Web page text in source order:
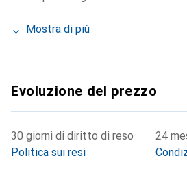
Mostra di più
Evoluzione del prezzo
30 giorni di diritto di reso
Politica sui resi
24